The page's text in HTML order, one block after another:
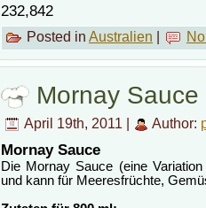
232,842
Posted in Australien
Mornay
April 19th, 2011 | Author:
Mornay Sauce
Die Mornay Sauce (eine
und kann für Meeresfrüchte,